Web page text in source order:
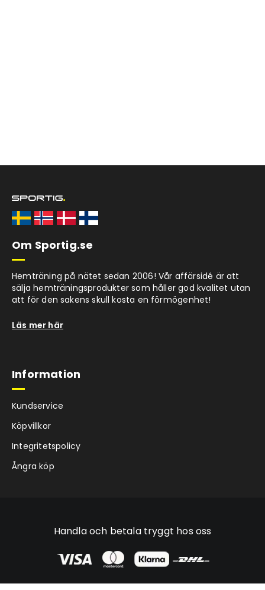
Om Sportig.se
Hemträning på nätet sedan 2006! Vår affärsidé är att
sälja hemträningsprodukter som håller god kvalitet utan
att för den sakens skull kosta en förmögenhet!
Läs mer här
Information
Kundservice
Köpvillkor
Integritetspolicy
Ångra köp
Handla och betala tryggt hos oss